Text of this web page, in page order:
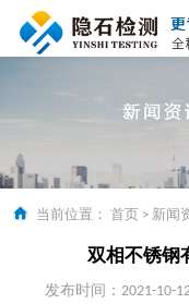
当前位置： 首页 > 新闻
双相不锈钢
发布时间：2021-10-